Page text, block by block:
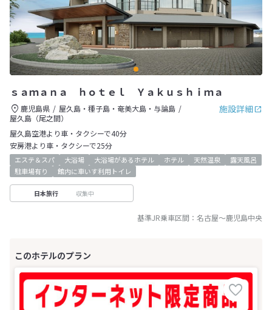
ｓａｍａｎａ ｈｏｔｅｌ Ｙａｋｕｓｈｉｍａ
施設詳細
鹿児島県
屋久島・種子島・奄美大島・与論島
屋久島（尾之間）
屋久島空港より車・タクシーで40分
安房港より車・タクシーで25分
エステ＆スパ 大浴場 大浴場があるホテル ホテル 天然温泉
露天風呂
駐車場有り
館内に車いす利用トイレ
日本旅行 収集中
基準JR乗車区間： 名古屋～鹿児島中央